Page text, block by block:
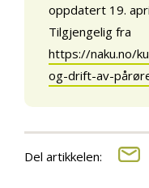
oppdatert 19.
Tilgjengelig fra
https://naku.no/
og-drift-av-
Del artikkelen: